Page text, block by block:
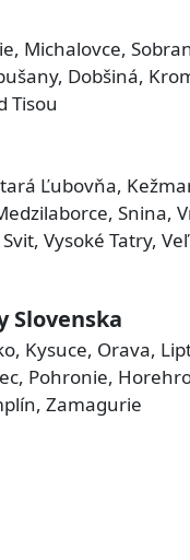
Michalovce,
Dobšiná,
Tisou
Ľubovňa,
Snina,
Vysoké Tatry,
Slovenska
Kysuce, Orava,
Pohronie,
Zamagurie